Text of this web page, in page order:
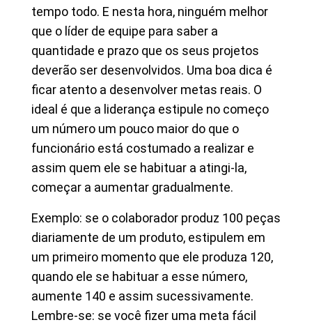
tempo todo. E nesta hora, ninguém melhor
que o líder de equipe para saber a
quantidade e prazo que os seus projetos
deverão ser desenvolvidos. Uma boa dica é
ficar atento a desenvolver metas reais. O
ideal é que a liderança estipule no começo
um número um pouco maior do que o
funcionário está costumado a realizar e
assim quem ele se habituar a atingi-la,
começar a aumentar gradualmente.
Exemplo: se o colaborador produz 100 peças
diariamente de um produto, estipulem em
um primeiro momento que ele produza 120,
quando ele se habituar a esse número,
aumente 140 e assim sucessivamente.
Lembre-se: se você fizer uma meta fácil